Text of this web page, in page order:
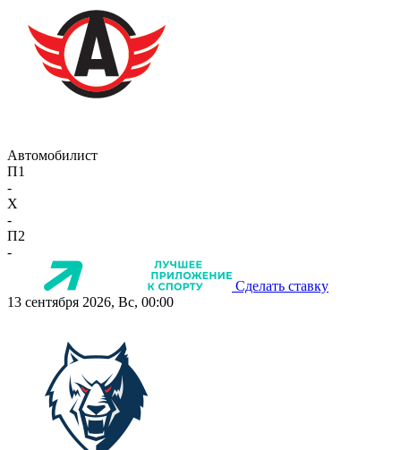
Автомобилист
П1
-
X
-
П2
-
Сделать ставку
13 сентября 2026, Вс, 00:00